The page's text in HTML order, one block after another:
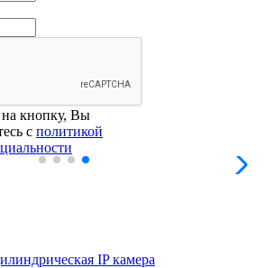
кнопку, Вы
с политикой
IP камера